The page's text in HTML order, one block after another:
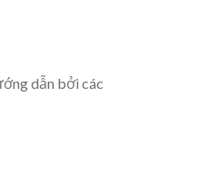
dẫn bởi các